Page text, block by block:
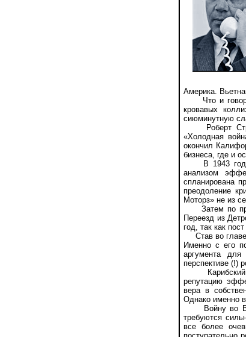
Америка.
Что и
кровавых
сиюминутную
Роберт
«Холодная
окончил
бизнеса, где и
В 1943 году
анализом
спланирована
преодоление
Моторз» не из
Затем по
Переезд из
год, так как
Став во главе
Именно с его
аргумента для
перспективе (!)
Карибский
репутацию
вера в
Однако именно
Войну во
требуются
все более